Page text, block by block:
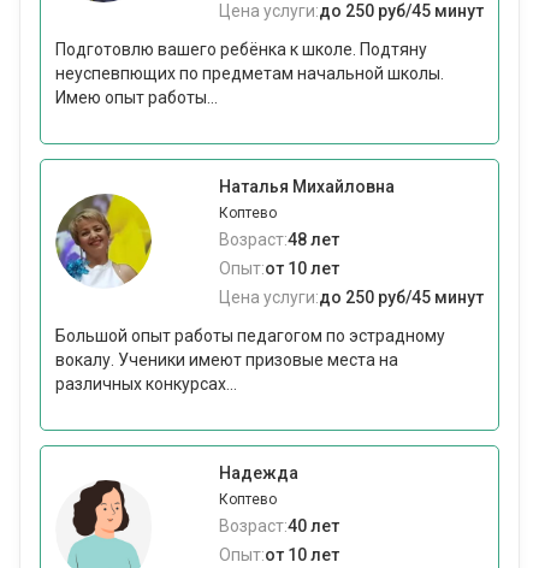
Цена услуги:до 250 руб/45 минут
Подготовлю вашего ребёнка к школе. Подтяну
неуспевпющих по предметам начальной школы.
Имею опыт работы...
Наталья Михайловна
Коптево
Возраст:48 лет
Опыт:от 10 лет
Цена услуги:до 250 руб/45 минут
Большой опыт работы педагогом по эстрадному
вокалу. Ученики имеют призовые места на
различных конкурсах...
Надежда
Коптево
Возраст:40 лет
Опыт:от 10 лет